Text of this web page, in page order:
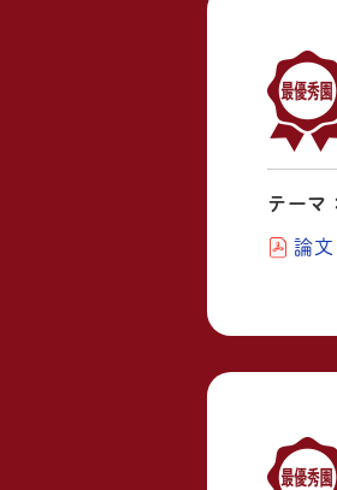
テーマ：
論文